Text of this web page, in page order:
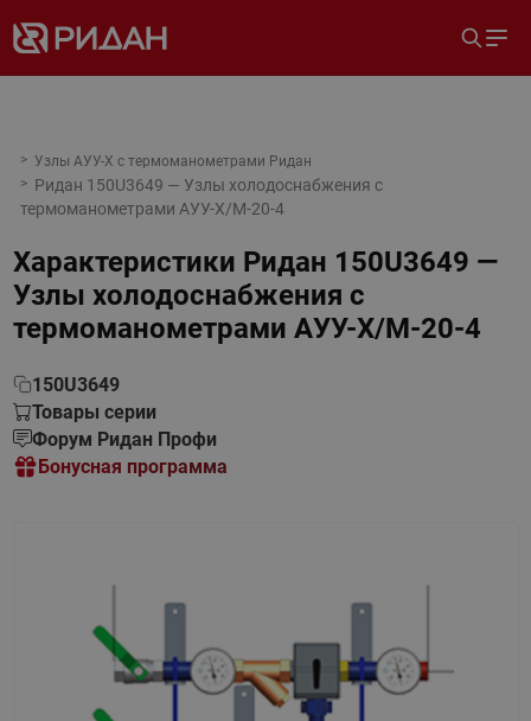
Узлы АУУ-Х с термоманометрами Ридан
Ридан 150U3649 — Узлы холодоснабжения с
термоманометрами АУУ-Х/М-20-4
Характеристики Ридан 150U3649 —
Узлы холодоснабжения с
термоманометрами АУУ-Х/М-20-4
150U3649
Товары серии
Форум Ридан Профи
Бонусная программа
Назад